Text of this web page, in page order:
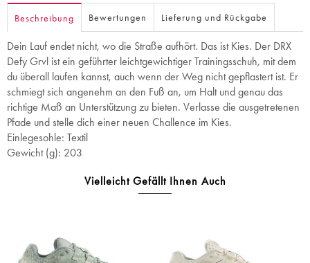
Beschreibung Bewertungen Lieferung und Rückgabe
Dein Lauf endet nicht, wo die Straße aufhört. Das ist Kies. Der DRX
Defy Grvl ist ein geführter leichtgewichtiger Trainingsschuh, mit dem
du überall laufen kannst, auch wenn der Weg nicht gepflastert ist. Er
schmiegt sich angenehm an den Fuß an, um Halt und genau das
richtige Maß an Unterstützung zu bieten. Verlasse die ausgetretenen
Pfade und stelle dich einer neuen Challence im Kies.
Einlegesohle: Textil
Gewicht (g): 203
Vielleicht Gefällt Ihnen Auch